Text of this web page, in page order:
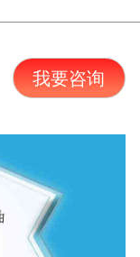
我要咨询